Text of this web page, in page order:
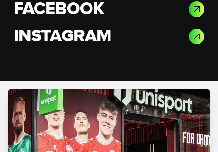
FACEBOOK
INSTAGRAM